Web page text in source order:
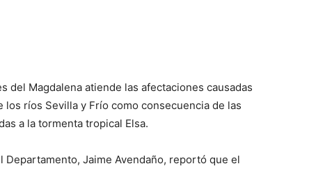
del Magdalena atiende las afectaciones causadas
ríos Sevilla y Frío como consecuencia de las
a la tormenta tropical Elsa.
Departamento, Jaime Avendaño, reportó que el